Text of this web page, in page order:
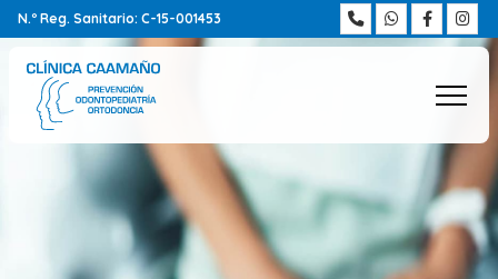
N.º Reg. Sanitario: C-15-001453